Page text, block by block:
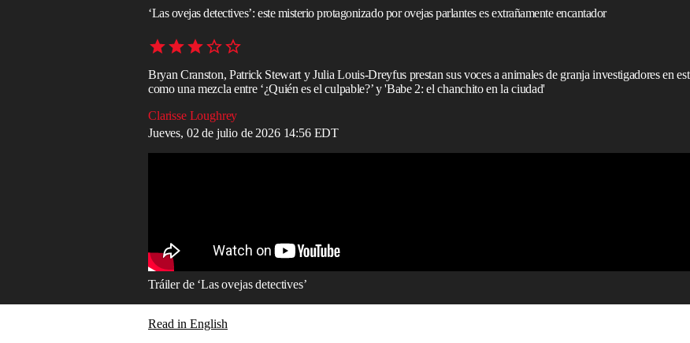
‘Las ovejas detectives’: este misterio protagonizado por ovejas parlantes es extrañamente encantador
Bryan Cranston, Patrick Stewart y Julia Louis-Dreyfus prestan sus voces a animales de granja investigadores en
como una mezcla entre ‘¿Quién es el culpable?’ y 'Babe 2: el chanchito en la ciudad'
Clarisse Loughrey
Jueves, 02 de julio de 2026 14:56 EDT
Tráiler de ‘Las ovejas detectives’
Read in English